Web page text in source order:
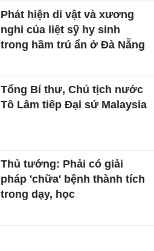
Phát hiện di vật và xương
nghi của liệt sỹ hy sinh
trong hầm trú ẩn ở Đà Nẵng
Tổng Bí thư, Chủ tịch nước
Tô Lâm tiếp Đại sứ Malaysia
Thủ tướng: Phải có giải
pháp 'chữa' bệnh thành tích
trong dạy, học